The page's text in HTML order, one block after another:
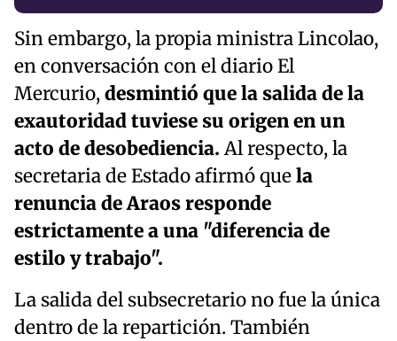
Sin embargo, la propia ministra Lincolao,
en conversación con el diario El
Mercurio,desmintió que la salida de la
exautoridad tuviese su origen en un
acto de desobediencia.Al respecto, la
secretaria de Estado afirmó quela
renuncia de Araos responde
estrictamente a una "diferencia de
estilo y trabajo".
La salida del subsecretario no fue la única
dentro de la repartición. También